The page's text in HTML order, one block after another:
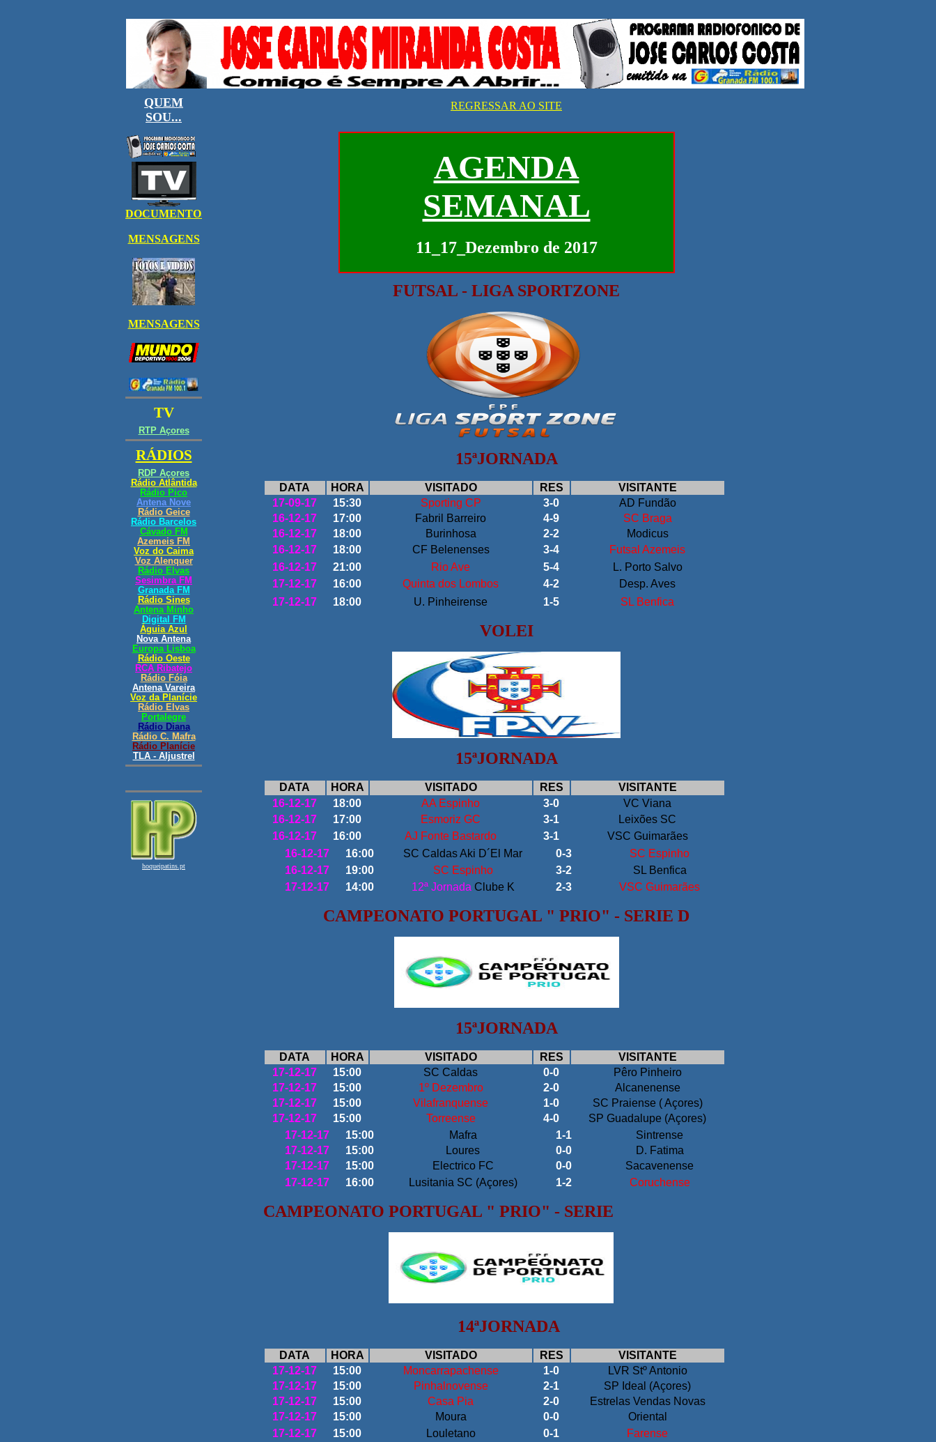
REGRESSAR AO SITE
AGENDA
SEMANAL
11_17_Dezembro de 2017
FUTSAL - LIGA SPORTZONE
15ªJORNADA
DATA HORA VISITADO RES
VISITANTE
17-09-17
15:30 Sporting CP 3-0
AD Fundão
16-12-17
17:00 Fabril Barreiro 4-9
SC Braga
16-12-17
18:00 Burinhosa 2-2
Modicus
16-12-17
18:00 CF Belenenses 3-4
Futsal Azemeis
16-12-17
21:00 Rio Ave 5-4
L. Porto Salvo
17-12-17
16:00 Quinta dos Lombos 4-2
Desp. Aves
17-12-17
18:00 U. Pinheirense 1-5 SL Benfica
VOLEI
15ªJORNADA
DATA HORA VISITADO RES
VISITANTE
16-12-17
18:00 AA Espinho 3-0
VC Viana
16-12-17
17:00 Esmoriz GC 3-1
Leixões SC
16-12-17
16:00 AJ Fonte Bastardo 3-1
VSC Guimarães
16-12-17
16:00 SC Caldas Aki D´El Mar 0-3
SC Espinho
16-12-17
19:00 SC Espinho 3-2
SL Benfica
17-12-17
14:00 12ª Jornada Clube K 2-3 VSC Guimarães
CAMPEONATO PORTUGAL " PRIO" - SERIE D
15ªJORNADA
DATA HORA VISITADO RES
VISITANTE
17-12-17
15:00 SC Caldas 0-0
Pêro Pinheiro
17-12-17
15:00 1º Dezembro 2-0
Alcanenense
17-12-17
15:00 Vilafranquense 1-0
SC Praiense ( Açores)
17-12-17
15:00 Torreense 4-0
SP Guadalupe (Açores)
17-12-17
15:00 Mafra 1-1
Sintrense
17-12-17
15:00 Loures 0-0
D. Fatima
17-12-17
15:00 Electrico FC 0-0
Sacavenense
17-12-17
16:00 Lusitania SC (Açores) 1-2 Coruchense
CAMPEONATO PORTUGAL " PRIO" - SERIE
14ªJORNADA
DATA HORA VISITADO RES
VISITANTE
17-12-17
15:00 Moncarrapachense 1-0
LVR Stº Antonio
17-12-17
15:00 Pinhalnovense 2-1
SP Ideal (Açores)
17-12-17
15:00 Casa Pia 2-0
Estrelas Vendas Novas
17-12-17
15:00 Moura 0-0
Oriental
17-12-17
15:00 Louletano 0-1
Farense